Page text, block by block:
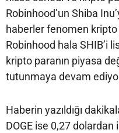
Robinhood’un Shiba
haberler fenomen kripto
Robinhood hala SHIB’i
kripto paranın piyasa
tutunmaya devam
Haberin yazıldığı
DOGE ise 0,27 dolardan